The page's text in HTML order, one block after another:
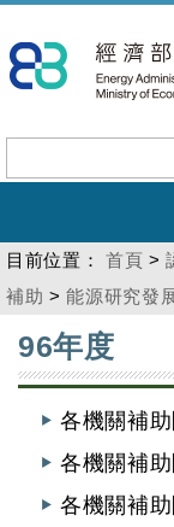
到
主
內
容
目前位置： 首頁 >
補助 >能源研究發
96年度
各機關補
各機關補
各機關補